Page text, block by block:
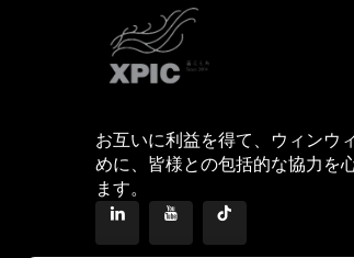
お互いに利益を得て、ウィンウ
めに、皆様との包括的な協力を
ます。